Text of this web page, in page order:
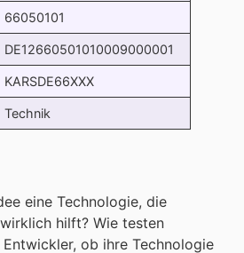
66050101
DE12660501010009000001
KARSDE66XXX
Technik
eine Technologie, die
hilft? Wie testen
ob ihre Technologie